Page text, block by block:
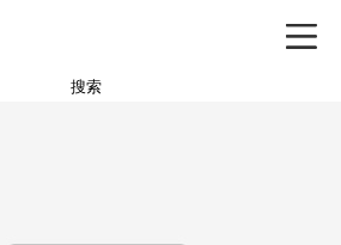
搜索